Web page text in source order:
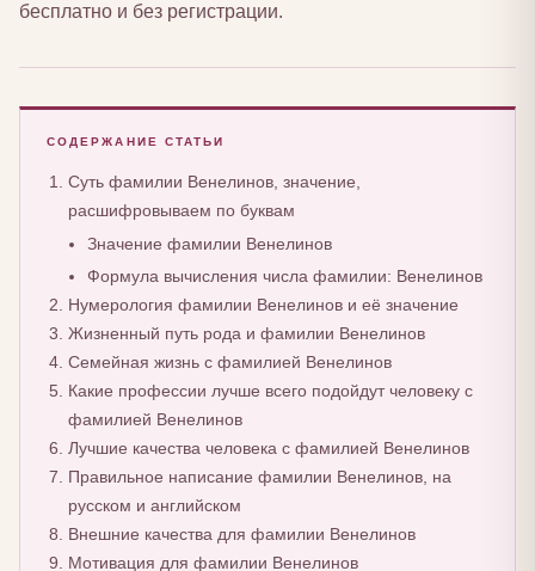
бесплатно и без регистрации.
СОДЕРЖАНИЕ СТАТЬИ
Суть фамилии Венелинов, значение,
расшифровываем по буквам
Значение фамилии Венелинов
Формула вычисления числа фамилии: Венелинов
Нумерология фамилии Венелинов и её значение
Жизненный путь рода и фамилии Венелинов
Семейная жизнь с фамилией Венелинов
Какие профессии лучше всего подойдут человеку с
фамилией Венелинов
Лучшие качества человека с фамилией Венелинов
Правильное написание фамилии Венелинов, на
русском и английском
Внешние качества для фамилии Венелинов
Мотивация для фамилии Венелинов